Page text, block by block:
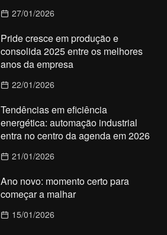
27/01/2026
Pride cresce em produção e
consolida 2025 entre os melhores
anos da empresa
22/01/2026
Tendências em eficiência
energética: automação industrial
entra no centro da agenda em 2026
21/01/2026
Ano novo: momento certo para
começar a malhar
15/01/2026